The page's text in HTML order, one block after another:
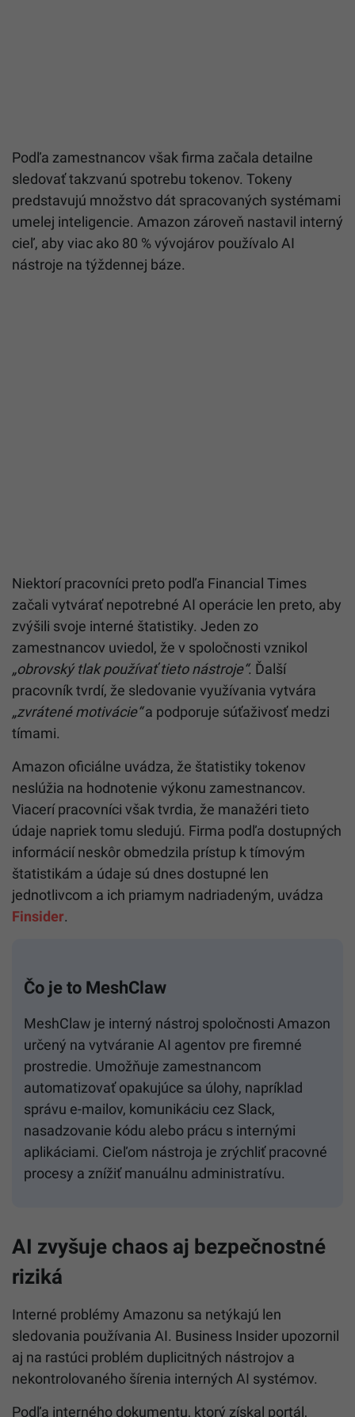
Podľa zamestnancov však firma začala detailne
sledovať takzvanú spotrebu tokenov. Tokeny
predstavujú množstvo dát spracovaných systémami
umelej inteligencie. Amazon zároveň nastavil interný
cieľ, aby viac ako 80 % vývojárov používalo AI
nástroje na týždennej báze.
Niektorí pracovníci preto podľa Financial Times
začali vytvárať nepotrebné AI operácie len preto, aby
zvýšili svoje interné štatistiky. Jeden zo
zamestnancov uviedol, že v spoločnosti vznikol
„obrovský tlak používať tieto nástroje“. Ďalší
pracovník tvrdí, že sledovanie využívania vytvára
„zvrátené motivácie“a podporuje súťaživosť medzi
tímami.
Amazon oficiálne uvádza, že štatistiky tokenov
neslúžia na hodnotenie výkonu zamestnancov.
Viacerí pracovníci však tvrdia, že manažéri tieto
údaje napriek tomu sledujú. Firma podľa dostupných
informácií neskôr obmedzila prístup k tímovým
štatistikám a údaje sú dnes dostupné len
jednotlivcom a ich priamym nadriadeným, uvádza
Finsider.
Čo je to MeshClaw
MeshClaw je interný nástroj spoločnosti Amazon
určený na vytváranie AI agentov pre firemné
prostredie. Umožňuje zamestnancom
automatizovať opakujúce sa úlohy, napríklad
správu e-mailov, komunikáciu cez Slack,
nasadzovanie kódu alebo prácu s internými
aplikáciami. Cieľom nástroja je zrýchliť pracovné
procesy a znížiť manuálnu administratívu.
AI zvyšuje chaos aj bezpečnostné
riziká
Interné problémy Amazonu sa netýkajú len
sledovania používania AI. Business Insider upozornil
aj na rastúci problém duplicitných nástrojov a
nekontrolovaného šírenia interných AI systémov.
Podľa interného dokumentu, ktorý získal portál,